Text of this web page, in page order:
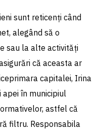
sunt reticenți când
alegând să o
sau la alte activități
că aceasta ar
capitalei, Irina
în municipiul
astfel că
filtru. Responsabila